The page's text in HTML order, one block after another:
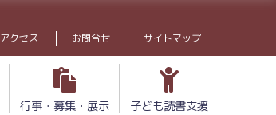
アクセス お問合せ サイトマップ
行事・募集・展示 子ども読書支援